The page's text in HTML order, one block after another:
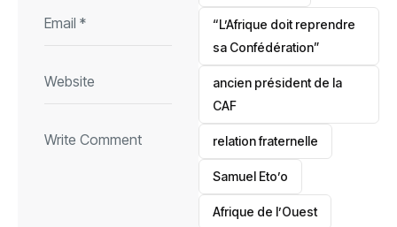
“L’Afrique doit reprendre
sa Confédération”
ancien président de la
CAF
relation fraternelle
Samuel Eto’o
Afrique de l’Ouest